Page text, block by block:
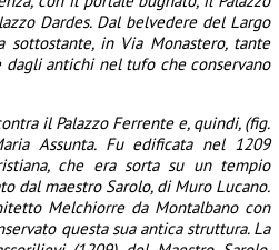
Dardes. Dal belvedere del Largo
sottostante, in Via Monastero, tante
dagli antichi nel tufo che conservano
il Palazzo Ferrente e, quindi, (fig.
Assunta. Fu edificata nel 1209
che era sorta su un tempio
dal maestro Sarolo, di Muro Lucano.
Melchiorre da Montalbano con
questa sua antica struttura. La